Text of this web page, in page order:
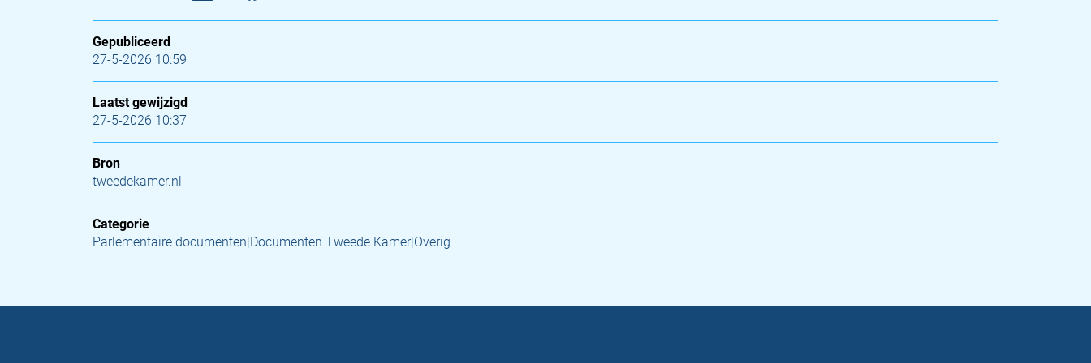
Gepubliceerd
27-5-2026 10:59
Laatst gewijzigd
27-5-2026 10:37
Bron
tweedekamer.nl
Categorie
Parlementaire documenten|Documenten Tweede Kamer|Overig